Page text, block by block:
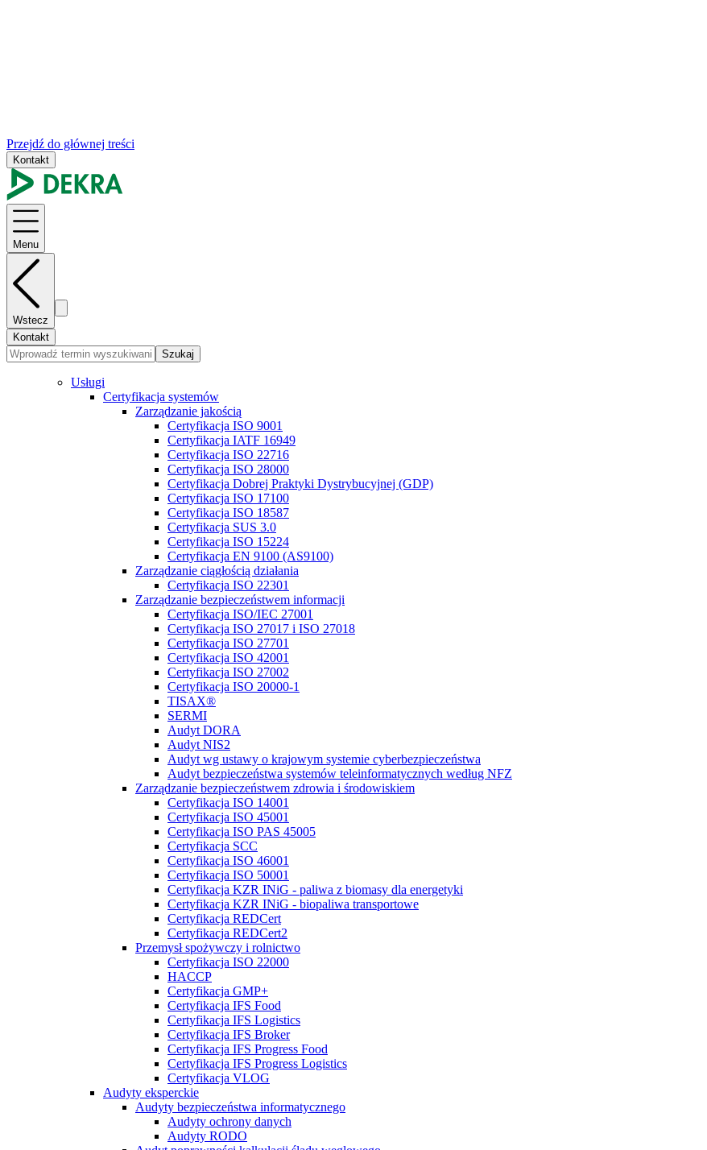
Przejdź do głównej treści
Kontakt
Menu
Wstecz
Kontakt
Szukaj
Usługi
Certyfikacja systemów
Zarządzanie jakością
Certyfikacja ISO 9001
Certyfikacja IATF 16949
Certyfikacja ISO 22716
Certyfikacja ISO 28000
Certyfikacja Dobrej Praktyki Dystrybucyjnej (GDP)
Certyfikacja ISO 17100
Certyfikacja ISO 18587
Certyfikacja SUS 3.0
Certyfikacja ISO 15224
Certyfikacja EN 9100 (AS9100)
Zarządzanie ciągłością działania
Certyfikacja ISO 22301
Zarządzanie bezpieczeństwem informacji
Certyfikacja ISO/IEC 27001
Certyfikacja ISO 27017 i ISO 27018
Certyfikacja ISO 27701
Certyfikacja ISO 42001
Certyfikacja ISO 27002
Certyfikacja ISO 20000-1
TISAX®
SERMI
Audyt DORA
Audyt NIS2
Audyt wg ustawy o krajowym systemie cyberbezpieczeństwa
Audyt bezpieczeństwa systemów teleinformatycznych według NFZ
Zarządzanie bezpieczeństwem zdrowia i środowiskiem
Certyfikacja ISO 14001
Certyfikacja ISO 45001
Certyfikacja ISO PAS 45005
Certyfikacja SCC
Certyfikacja ISO 46001
Certyfikacja ISO 50001
Certyfikacja KZR INiG - paliwa z biomasy dla energetyki
Certyfikacja KZR INiG - biopaliwa transportowe
Certyfikacja REDCert
Certyfikacja REDCert2
Przemysł spożywczy i rolnictwo
Certyfikacja ISO 22000
HACCP
Certyfikacja GMP+
Certyfikacja IFS Food
Certyfikacja IFS Logistics
Certyfikacja IFS Broker
Certyfikacja IFS Progress Food
Certyfikacja IFS Progress Logistics
Certyfikacja VLOG
Audyty eksperckie
Audyty bezpieczeństwa informatycznego
Audyty ochrony danych
Audyty RODO